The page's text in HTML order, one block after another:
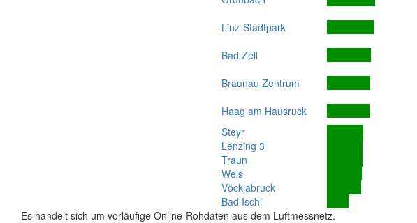
Linz-Stadtpark
Bad Zell
Braunau Zentrum
Haag am Hausruck
Steyr
Lenzing 3
Traun
Wels
Vöcklabruck
Bad Ischl
Es handelt sich um vorläufige Online-Rohdaten aus dem Luftmessnetz.